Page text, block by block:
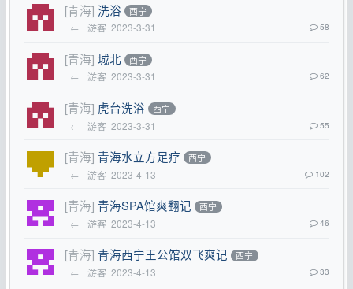
[青海] 洗浴 西宁
← 游客 2023-3-31 58
[青海] 城北 西宁
← 游客 2023-3-31 62
[青海] 虎台洗浴 西宁
← 游客 2023-3-31 55
[青海] 青海水立方足疗 西宁
← 游客 2023-4-13 102
[青海] 青海SPA馆爽翻记 西宁
← 游客 2023-4-13 46
[青海] 青海西宁王公馆双飞爽记 西宁
← 游客 2023-4-13 33